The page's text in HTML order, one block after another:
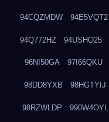
94CQZMDW 94E5VQT2
94Q772HZ 94USHO25
96NI50GA 97I66QKU
98DD8YXB 98HGTYIJ
98RZWLDP 990W4OYL